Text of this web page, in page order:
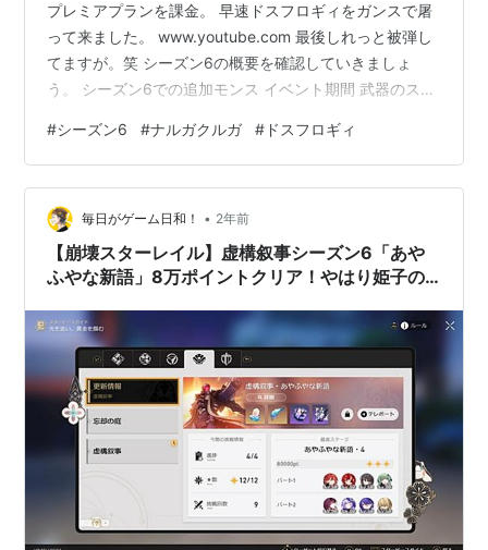
プレミアプランを課金。 早速ドスフロギィをガンスで屠
って来ました。 www.youtube.com 最後しれっと被弾し
てますが。笑 シーズン6の概要を確認していきましょ
う。 シーズン6での追加モンス イベント期間 武器のスタ
#シーズン6 #ナルガクルガ # ドスフロギィ
毎日がゲーム日和！ • 2年前
【崩壊スターレイル】虚構叙事シーズン6「あや
ふやな新語」8万ポイントクリア！やはり姫子の
タッカー編成がカギですな【Ver2.2】